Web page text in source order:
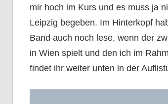
mir hoch im Kurs und es muss ja
Leipzig begeben. Im Hinterkopf
Band auch noch lese, wenn der
in Wien spielt und den ich im
findet ihr weiter unten in der